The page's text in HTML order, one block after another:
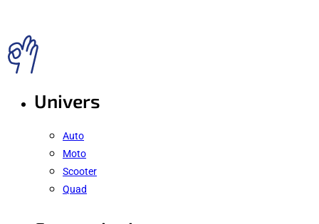
Univers
Auto
Moto
Scooter
Quad